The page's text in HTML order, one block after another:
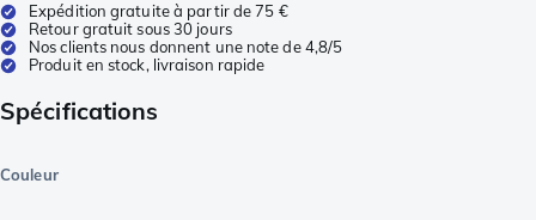
Expédition gratuite à partir de 75 €
Retour gratuit sous 30 jours
Nos clients nous donnent une note de 4,8/5
Produit en stock, livraison rapide
Spécifications
Couleur